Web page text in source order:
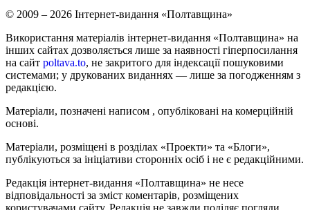
© 2009 – 2026 Інтернет-видання «Полтавщина»
Використання матеріалів інтернет-видання «Полтавщина» на
інших сайтах дозволяється лише за наявності гіперпосилання
на сайт poltava.to, не закритого для індексації пошуковими
системами; у друкованих виданнях — лише за погодженням з
редакцією.
Матеріали, позначені написом , опубліковані на комерційній
основі.
Матеріали, розміщені в розділах «Проекти» та «Блоги»,
публікуються за ініціативи сторонніх осіб і не є редакційними.
Редакція інтернет-видання «Полтавщина» не несе
відповідальності за зміст коментарів, розміщених
користувачами сайту. Редакція не завжди поділяє погляди